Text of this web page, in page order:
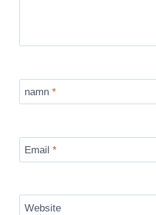
namn *
Email *
Website